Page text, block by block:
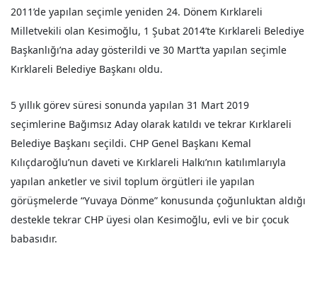
2011’de yapılan seçimle yeniden 24. Dönem Kırklareli
Milletvekili olan Kesimoğlu, 1 Şubat 2014’te Kırklareli Belediye
Başkanlığı’na aday gösterildi ve 30 Mart’ta yapılan seçimle
Kırklareli Belediye Başkanı oldu.
5 yıllık görev süresi sonunda yapılan 31 Mart 2019
seçimlerine Bağımsız Aday olarak katıldı ve tekrar Kırklareli
Belediye Başkanı seçildi. CHP Genel Başkanı Kemal
Kılıçdaroğlu’nun daveti ve Kırklareli Halkı’nın katılımlarıyla
yapılan anketler ve sivil toplum örgütleri ile yapılan
görüşmelerde “Yuvaya Dönme” konusunda çoğunluktan aldığı
destekle tekrar CHP üyesi olan Kesimoğlu, evli ve bir çocuk
babasıdır.